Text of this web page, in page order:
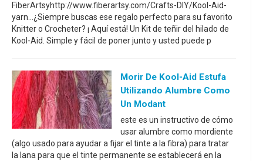
FiberArtsyhttp://www.fiberartsy.com/Crafts-DIY/Kool-Aid-
yarn...¿Siempre buscas ese regalo perfecto para su favorito
Knitter o Crocheter? ¡ Aquí está! Un Kit de teñir del hilado de
Kool-Aid. Simple y fácil de poner junto y usted puede p
Morir De Kool-Aid Estufa
Utilizando Alumbre Como
Un Modant
este es un instructivo de cómo
usar alumbre como mordiente
(algo usado para ayudar a fijar el tinte a la fibra) para tratar
la lana para que el tinte permanente se establecerá en la